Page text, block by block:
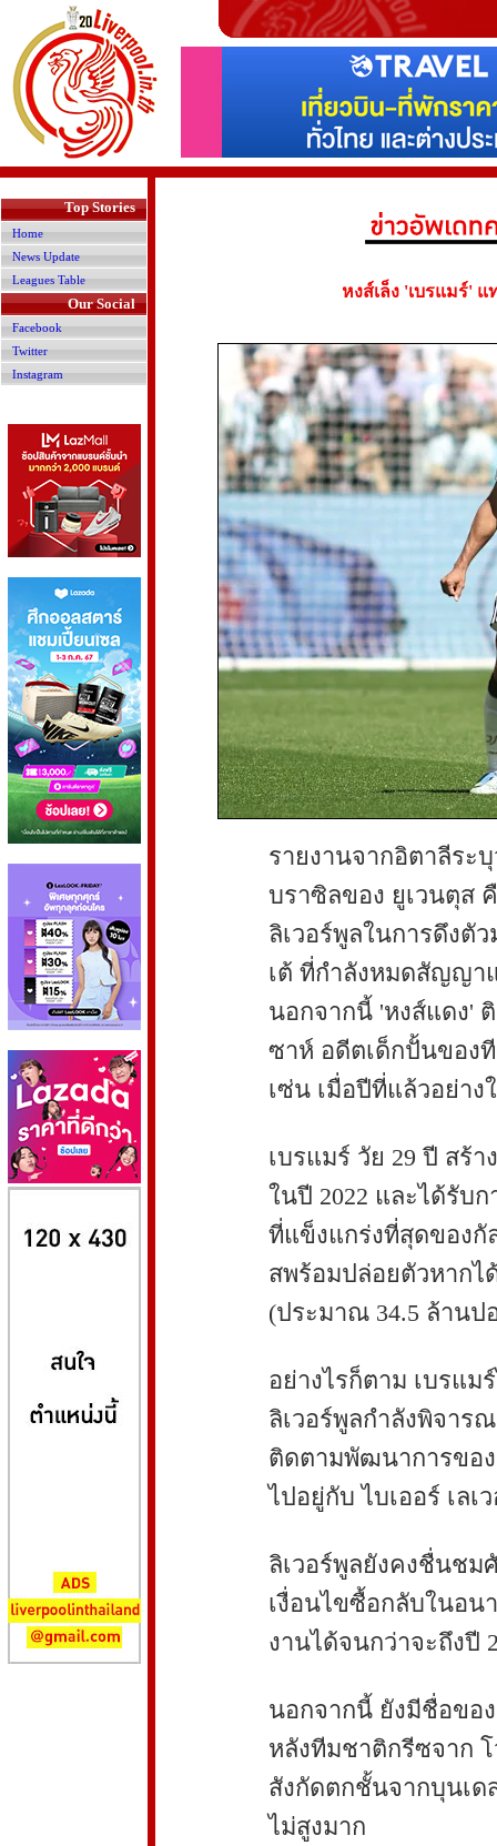
Top Stories
Home
News Update
Leagues Table
Our Social
Facebook
Twitter
Instagram
หงส์เล็ง 'เบรแมร์'
รายงานจากอิตาลีระ
บราซิลของ ยูเวนตุส
ลิเวอร์พูลในการดึงตั
เต้ ที่กำลังหมดสัญญา
นอกจากนี้ 'หงส์แดง'
ซาห์ อดีตเด็กปั้นของที
เซ่น เมื่อปีที่แล้วอย่าง
เบรแมร์ วัย 29 ปี สร้
ในปี 2022 และได้รับ
ที่แข็งแกร่งที่สุดของกั
สพร้อมปล่อยตัวหากไ
(ประมาณ 34.5 ล้านป
อย่างไรก็ตาม เบรแม
ลิเวอร์พูลกำลังพิจาร
ติดตามพัฒนาการขอ
ไปอยู่กับ ไบเออร์ เล
ลิเวอร์พูลยังคงชื่นชม
เงื่อนไขซื้อกลับในอน
งานได้จนกว่าจะถึงปี
นอกจากนี้ ยังมีชื่อขอ
หลังทีมชาติกรีซจาก
สังกัดตกชั้นจากบุนเด
ไม่สูงมาก